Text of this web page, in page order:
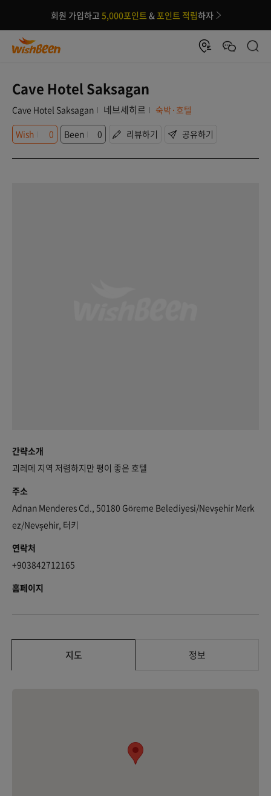
회원 가입하고 5,000포인트 &포인트 적립하자
Cave Hotel Saksagan
Cave Hotel Saksagan 네브셰히르
숙박·호텔
Wish
0 Been 0 리뷰하기 공유하기
간략소개
괴레메 지역 저렴하지만 평이 좋은 호텔
주소
Adnan Menderes Cd., 50180 Göreme Belediyesi/Nevşehir Merk
ez/Nevşehir, 터키
연락처
+903842712165
홈페이지
지도 정보